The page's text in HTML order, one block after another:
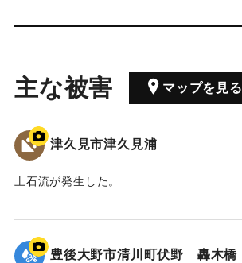
主な被害 マップを見る
津久見市津久見浦
土石流が発生した。
｜固有コード:01204098
豊後大野市清川町伏野 轟木橋